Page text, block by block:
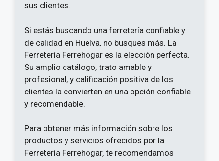
sus clientes.
Si estás buscando una ferretería confiable y
de calidad en Huelva, no busques más. La
Ferretería Ferrehogar es la elección perfecta.
Su amplio catálogo, trato amable y
profesional, y calificación positiva de los
clientes la convierten en una opción confiable
y recomendable.
Para obtener más información sobre los
productos y servicios ofrecidos por la
Ferretería Ferrehogar, te recomendamos